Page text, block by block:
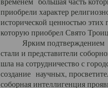
приобрели характер
исторической ценностью
которую приобрел Свято
Ярким подтверждением
стали и представители
шла на сотрудничество с
создание научных,
соборная интеллигенция